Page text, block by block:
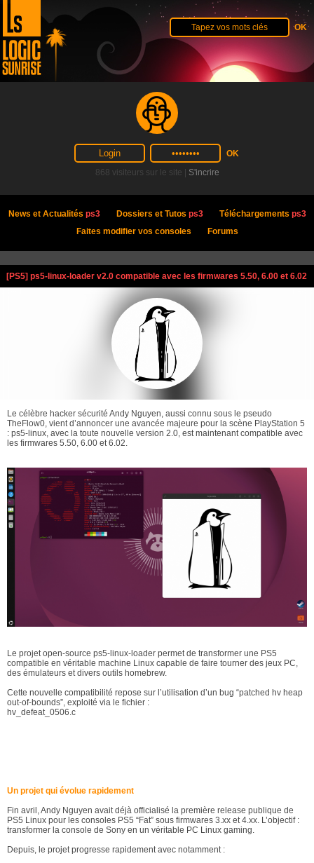
868 visiteurs sur le site | S'incrire
News et Actualités ps3 Dossiers et Tutos ps3 Téléchargements ps3
Faites modifier vos consoles
Forums
[PS5] ps5-linux-loader v2.0 compatible avec les firmwares 5.50, 6.00 et 6.02
Le célèbre hacker sécurité Andy Nguyen, aussi connu sous le pseudo
TheFlow0, vient d’annoncer une avancée majeure pour la scène PlayStation 5
: ps5-linux, avec la toute nouvelle version 2.0, est maintenant compatible avec
les firmwares 5.50, 6.00 et 6.02.
Le projet open-source ps5-linux-loader permet de transformer une PS5
compatible en véritable machine Linux capable de faire tourner des jeux PC,
des émulateurs et divers outils homebrew.
Cette nouvelle compatibilité repose sur l’utilisation d’un bug “patched hv heap
out-of-bounds”, exploité via le fichier :
hv_defeat_0506.c
Un projet qui évolue rapidement
Fin avril, Andy Nguyen avait déjà officialisé la première release publique de
PS5 Linux pour les consoles PS5 “Fat” sous firmwares 3.xx et 4.xx. L’objectif :
transformer la console de Sony en un véritable PC Linux gaming.
Depuis, le projet progresse rapidement avec notamment :